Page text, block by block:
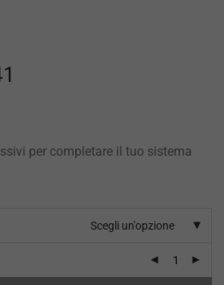
per completare il tuo sistema
Scegli un'opzione